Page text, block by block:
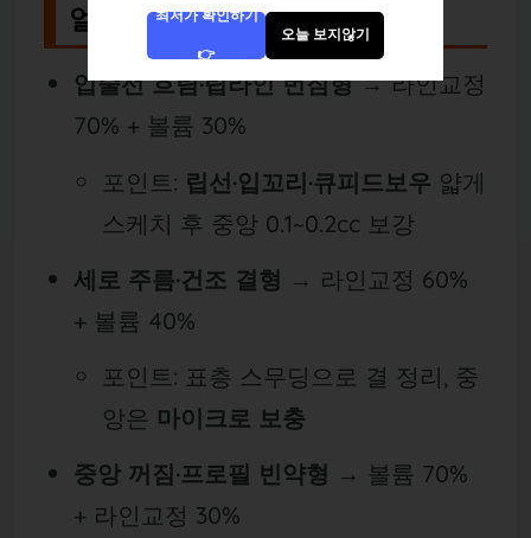
얼굴형·취향별 추천 로직
입술선 흐림·립라인 번짐형→ 라인교정
70% + 볼륨 30%
포인트: 립선·입꼬리·큐피드보우 얇게
스케치 후 중앙 0.1~0.2cc 보강
세로 주름·건조 결형 → 라인교정 60%
+ 볼륨 40%
포인트: 표층 스무딩으로 결 정리, 중
앙은 마이크로 보충
중앙 꺼짐·프로필 빈약형 → 볼륨 70%
+ 라인교정 30%
최저가 확인하기
👉
오늘 보지않기